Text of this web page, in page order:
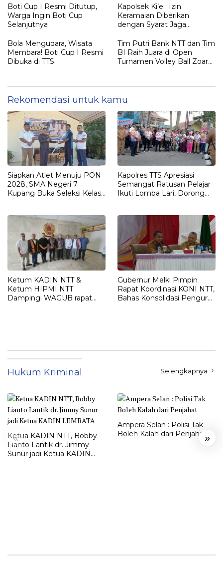
Boti Cup I Resmi Ditutup,
Warga Ingin Boti Cup
Selanjutnya
Kapolsek Ki’e : Izin
Keramaian Diberikan
dengan Syarat Jaga
Cup
Bola Mengudara, Wisata
Membara! Boti Cup I Resmi
Dibuka di TTS
Tim Putri Bank NTT dan Tim
BI Raih Juara di Open
Turnamen Volley Ball Zoar
Rekomendasi untuk kamu
Siapkan Atlet Menuju PON
2028, SMA Negeri 7
Kupang Buka Seleksi Kelas
Kapolres TTS Apresiasi
Semangat Ratusan Pelajar
Ikuti Lomba Lari, Dorong
Ketum KADIN NTT &
Ketum HIPMI NTT
Dampingi WAGUB rapat
Gubernur Melki Pimpin
Rapat Koordinasi KONI NTT,
Bahas Konsolidasi Pengurus
Hukum Kriminal Selengkapnya
« »
Ketua KADIN NTT, Bobby
Lianto Lantik dr. Jimmy
Sunur jadi Ketua KADIN
Ampera Selan : Polisi Tak
Boleh Kalah dari Penjahat